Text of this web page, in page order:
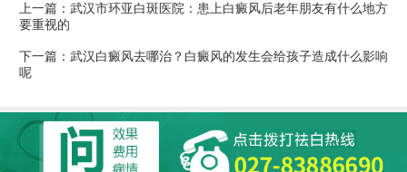
上一篇： 武汉市环亚白斑医院：患上白癜风后老年朋友有什么地方
要重视的
下一篇： 武汉白癜风去哪治？白癜风的发生会给孩子造成什么影响
呢